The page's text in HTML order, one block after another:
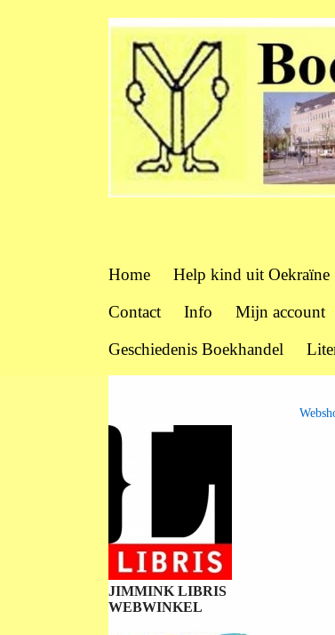
Home Help kind uit Oekraïne
Contact
Info Mijn account
Geschiedenis Boekhandel
JIMMINK LIBRIS
WEBWINKEL